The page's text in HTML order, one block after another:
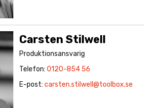
Carsten Stilwell
Produktionsansvarig
Telefon:0120-854 56
E-post:carsten.stilwell@toolbox.se